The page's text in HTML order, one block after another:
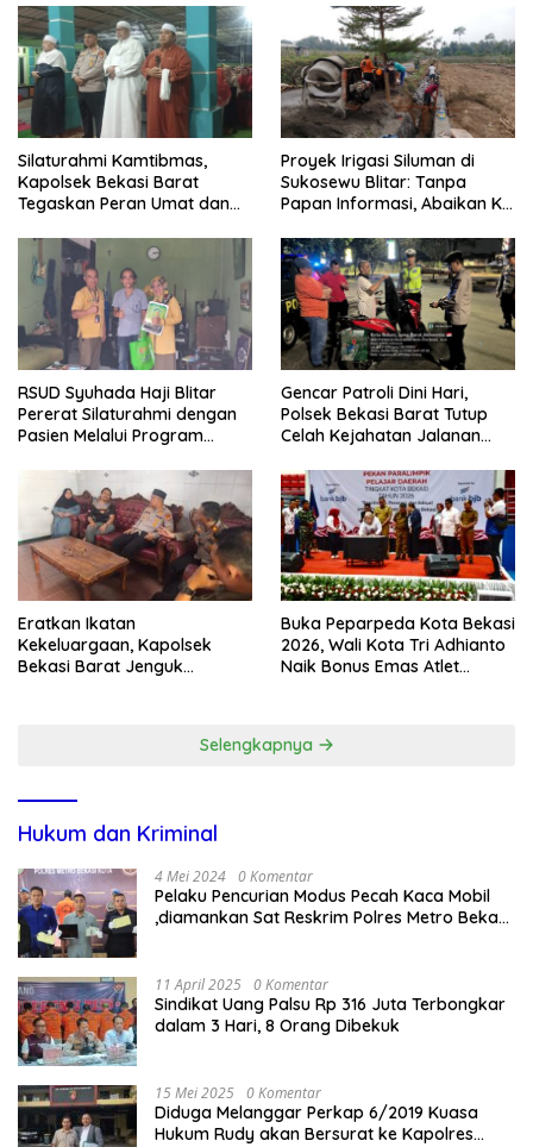
Dugaan Penganiayaan
Pembangunan
Silaturahmi Kamtibmas,
Kapolsek Bekasi Barat
Tegaskan Peran Umat dan
Kondusivitas Wilayah
Proyek Irigasi Siluman di
Sukosewu Blitar: Tanpa
Papan Informasi, Abaikan K3,
Tanggung Jawab
RSUD Syuhada Haji Blitar
Pererat Silaturahmi dengan
Pasien Melalui Program
Gencar Patroli Dini Hari,
Polsek Bekasi Barat Tutup
Celah Kejahatan Jalanan
Eratkan Ikatan
Kekeluargaan, Kapolsek
Bekasi Barat Jenguk
Buka Peparpeda Kota Bekasi
2026, Wali Kota Tri Adhianto
Naik Bonus Emas Atlet
Selengkapnya
Hukum dan Kriminal
4 Mei 2024 0 Komentar
Pelaku Pencurian Modus Pecah Kaca Mobil
,diamankan Sat Reskrim Polres Metro Bekasi
11 April 2025 0 Komentar
Sindikat Uang Palsu Rp 316 Juta Terbongkar
dalam 3 Hari, 8 Orang Dibekuk
15 Mei 2025 0 Komentar
Diduga Melanggar Perkap 6/2019 Kuasa
Hukum Rudy akan Bersurat ke Kapolres